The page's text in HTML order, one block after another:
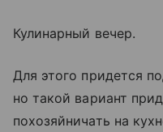
Кулинарный вечер.
Для этого придется
но такой вариант
похозяйничать на